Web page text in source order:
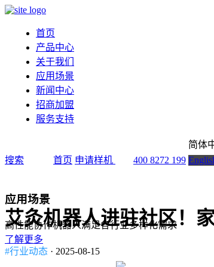
首页
产品中心
关于我们
应用场景
新闻中心
招商加盟
服务支持
搜索 首页 申请样机 400 8272 199
简体
应用场景
高性能协作机器人满足各行业多样化需求
了解更多
艾灸机器人进驻社区！
#行业动态 · 2025-08-15